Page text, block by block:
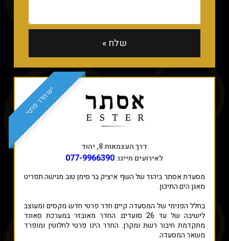
יש חדר פרטי
דרך העצמאות 8, יהוד
לאירועים חייגו:077-9966390
מסעדת אסתר ביהוד של השף איציק בר סימן טוב מגישה תפריט
מאגן הים התיכון.
בחלל הפנימי של המסעדה קיים חדר פרטי חדש מקסים ומעוצב
לישיבה של עד 26 סועדים. החדר מאובזר במערכת סאונד
מתקדמת חיבור רשת ומקרן. החדר הינו פרטי לחלוטין ומופרד
משאר המסעדה.